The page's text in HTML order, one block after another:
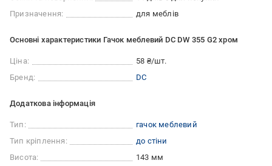
Призначення:
для меблів
Основні характеристики Гачок меблевий DC DW 355 G2 хром
Ціна:
58 ₴/шт.
Бренд:
DC
Додаткова інформація
Тип:
гачок меблевий
Тип кріплення:
до стіни
Висота:
143 мм